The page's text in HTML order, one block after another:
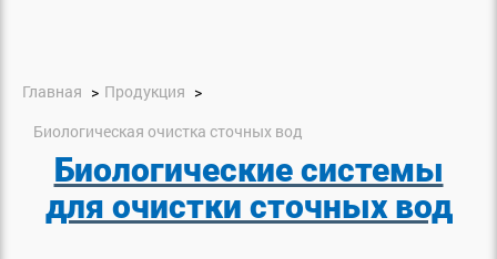
Главная
Продукция
Биологическая очистка сточных вод
Биологические системы
для очистки сточных вод